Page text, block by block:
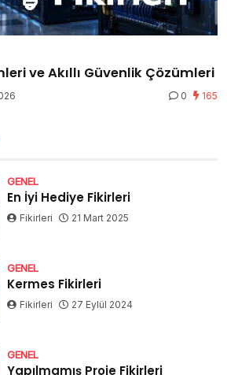
ve Akıllı Güvenlik Çözümleri
0 165
GENEL
En İyi Hediye Fikirleri
Fikirleri 21 Mart 2025
GENEL
Kermes Fikirleri
Fikirleri 27 Eylül 2024
GENEL
Yapılmamış Proje Fikirleri